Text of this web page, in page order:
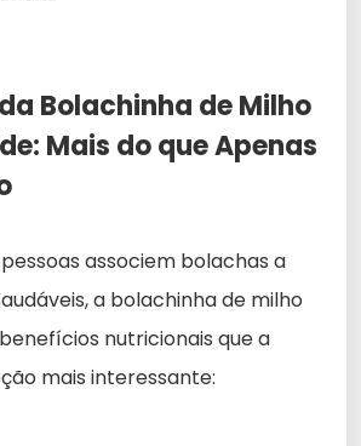
Bolachinha de Milho
Mais do que Apenas
associem bolachas a
a bolachinha de milho
nutricionais que a
mais interessante: